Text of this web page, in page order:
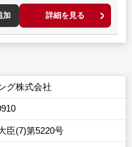
加 詳細を見る
グ株式会社
臣(7)第5220号